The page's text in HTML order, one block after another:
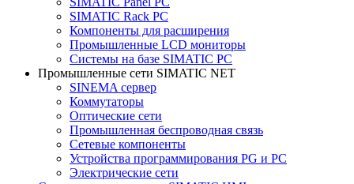
SIMATIC Rack PC
Компоненты для расширения
Промышленные LCD мониторы
Системы на базе SIMATIC PC
Промышленные сети SIMATIC NET
SINEMA сервер
Коммутаторы
Оптические сети
Промышленная беспроводная связь
Сетевые компоненты
Устройства программирования PG и PC
Электрические сети